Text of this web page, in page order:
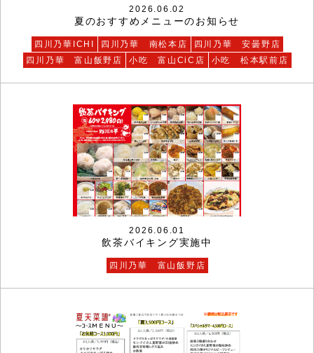
2026.06.02
夏のおすすめメニューのお知らせ
四川乃華ICHI 四川乃華 南松本店
四川乃華 安曇野店
四川乃華 富山飯野店
小吃 富山CiC店 小吃 松本駅前店
2026.06.01
飲茶バイキング実施中
四川乃華 富山飯野店